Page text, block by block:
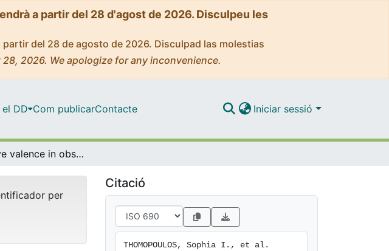
a partir del 28 d'agost de 2026. Disculpeu les
del 28 de agosto de 2026. Disculpad las molestias
2026. We apologize for any inconvenience.
DD Com publicarContacte Iniciar sessió
Negative valence in obsessive-compulsive disorder: a worldwide mega-analysis of task-based functional neuroimaging data of the ENIGMA-OCD consortium
per
Citació
THOMOPOULOS, Sophia I., et al.